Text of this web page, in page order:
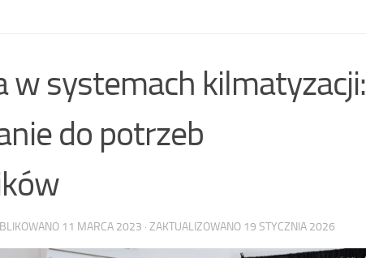
w systemach kilmatyzacji:
do potrzeb
11 MARCA 2023 · ZAKTUALIZOWANO 19 STYCZNIA 2026